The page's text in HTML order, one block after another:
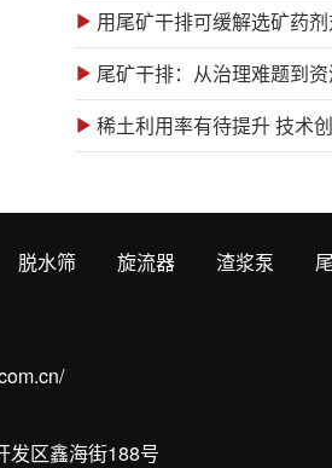
尾矿干排：从治理难题到
脱水筛 旋流器 渣浆泵
发区鑫海街188号